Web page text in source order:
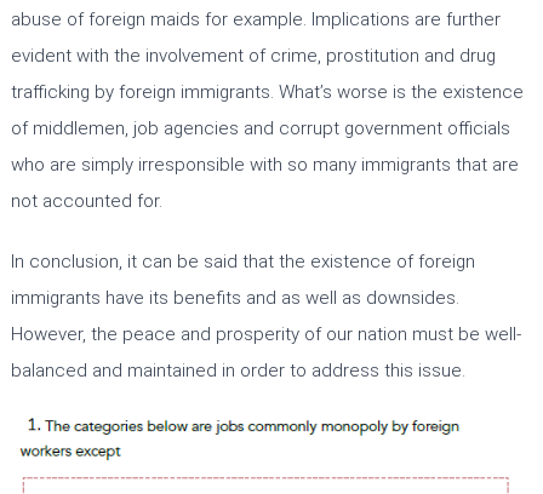
abuse of foreign maids for example. Implications are further
evident with the involvement of crime, prostitution and drug
trafficking by foreign immigrants. What’s worse is the existence
of middlemen, job agencies and corrupt government officials
who are simply irresponsible with so many immigrants that are
not accounted for.
In conclusion, it can be said that the existence of foreign
immigrants have its benefits and as well as downsides.
However, the peace and prosperity of our nation must be well-
balanced and maintained in order to address this issue.